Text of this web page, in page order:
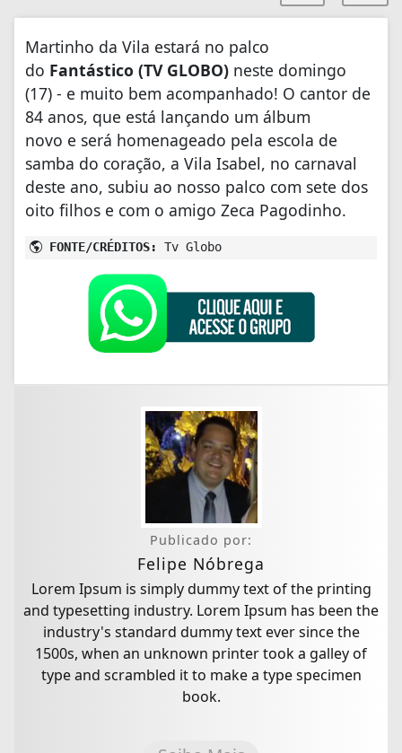
Martinho da Vila estará no palco
do Fantástico (TV GLOBO) neste domingo
(17) - e muito bem acompanhado! O cantor de
84 anos, que está lançando um álbum
novo e será homenageado pela escola de
samba do coração, a Vila Isabel, no carnaval
deste ano, subiu ao nosso palco com sete dos
oito filhos e com o amigo Zeca Pagodinho.
FONTE/CRÉDITOS: Tv Globo
Publicado por:
Felipe Nóbrega
Lorem Ipsum is simply dummy text of the printing
and typesetting industry. Lorem Ipsum has been the
industry's standard dummy text ever since the
1500s, when an unknown printer took a galley of
type and scrambled it to make a type specimen
book.